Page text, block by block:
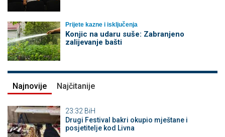
Prijete kazne i isključenja
Konjic na udaru suše: Zabranjeno
zalijevanje bašti
Najnovije Najčitanije
23:32 BiH
Drugi Festival bakri okupio mještane i
posjetitelje kod Livna